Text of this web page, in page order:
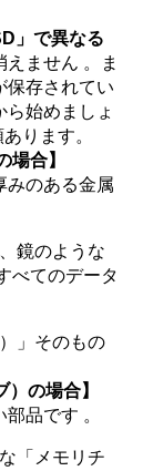
」で異なる
ません 。ま
保存されてい
始めましょ
ります。
場合】
みのある金属
鏡のような
べてのデータ
」そのもの
）の場合】
品です 。
「メモリチ